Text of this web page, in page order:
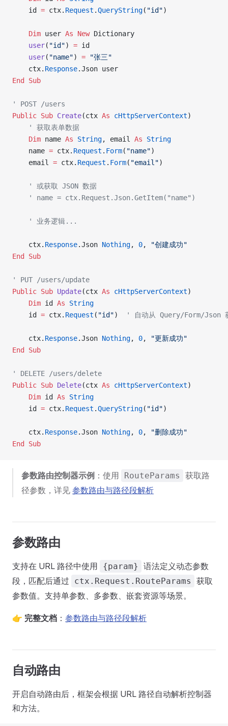
    id
= ctx. Request .QueryString( "id")
    Dim
user As New Dictionary
    user
( "id") = id
    user
( "name") = "张三"
    ctx.
Response.Json user
End Sub
' POST /users
Public Sub Create(ctx As cHttpServerContext)
    ' 获取表单数据
    Dim
name As String, email As String
    name
= ctx. Request . Form( "name")
    email
= ctx. Request . Form( "email")
    ' 或获取 JSON 数据
    ' name = ctx.Request.Json.GetItem("name")
    ' 业务逻辑...
    ctx.
Response.Json Nothing, 0,
"创建成功"
End Sub
' PUT /users/update
Public Sub Update(ctx As cHttpServerContext)
    Dim
id As String
    id
= ctx. Request ( "id") ' 自动从 Query/Form/Json
    ctx.
Response.Json Nothing, 0,
"更新成功"
End Sub
' DELETE /users/delete
Public Sub Delete(ctx As cHttpServerContext)
    Dim
id As String
    id
= ctx. Request .QueryString( "id")
    ctx.
Response.Json Nothing, 0,
"删除成功"
End Sub
参数路由控制器示例 ：使用 RouteParams
获取路
径参数，详见 参数路由与路径段解析
参数路由
支持在 URL 路径中使用 {param}
语法定义动态参数
段，匹配后通过
ctx.Request.RouteParams
获取
参数值。支持单参数、多参数、嵌套资源等场景。
👉 完整文档 ： 参数路由与路径段解析
自动路由
开启自动路由后，框架会根据 URL 路径自动解析控制器
和方法。